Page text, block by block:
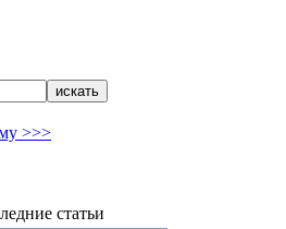
>>>
статьи